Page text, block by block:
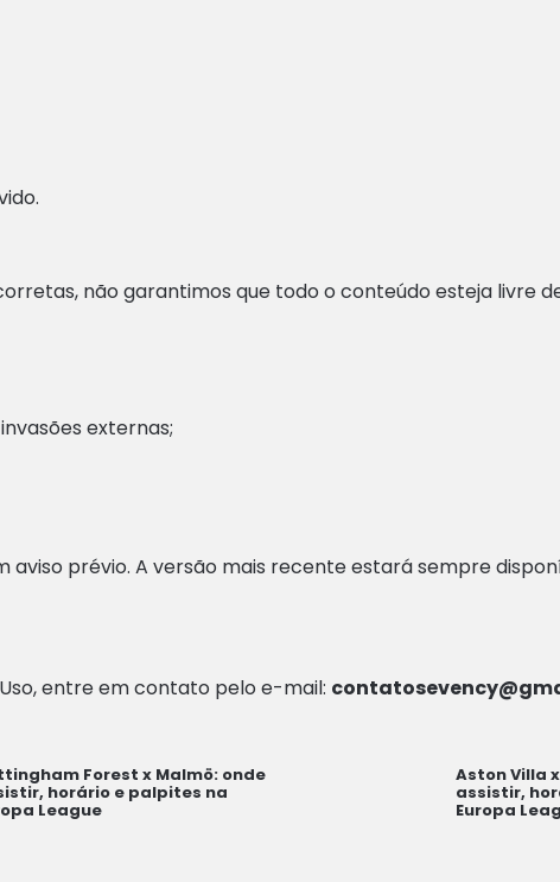
não garantimos que todo o conteúdo esteja livre
externas;
prévio. A versão mais recente estará sempre
entre em contato pelo e-mail:
Forest x Malmö: onde
horário e palpites na
League
Aston Villa
assistir,
Europa